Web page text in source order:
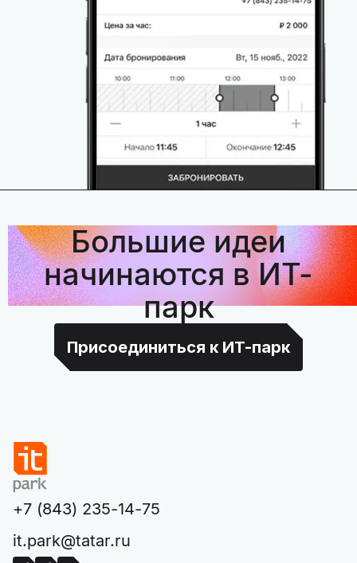
Большие идеи
начинаются в ИТ-
парк
Присоединиться к ИТ-парк
+7 (843) 235-14-75
it.park@tatar.ru